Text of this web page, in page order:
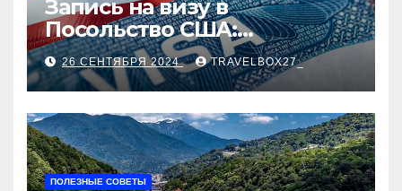
Запись на визу в
Посольство США:
Пошаговое руководство
26 СЕНТЯБРЯ 2024 TRAVELBOX27_
ПОЛЕЗНЫЕ СОВЕТЫ